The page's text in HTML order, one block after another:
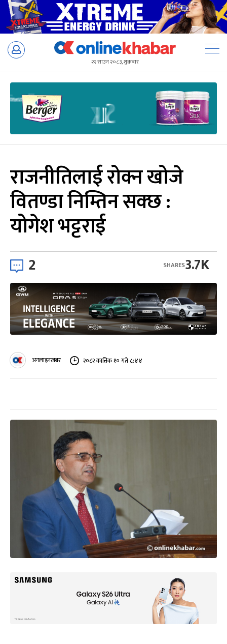
Skip
२२ साउन २०८३, शुक्रबार
राजनीतिलाई रोक्न खोजे
वितण्डा निम्तिन सक्छ :
योगेश भट्टराई
2 3.7K
SHARES
अनलाइनखबर २०८२ कात्तिक १० गते ८:४४